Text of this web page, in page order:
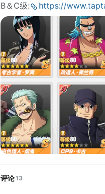
B＆C级:
https://
评论13